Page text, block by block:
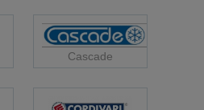
Cascade